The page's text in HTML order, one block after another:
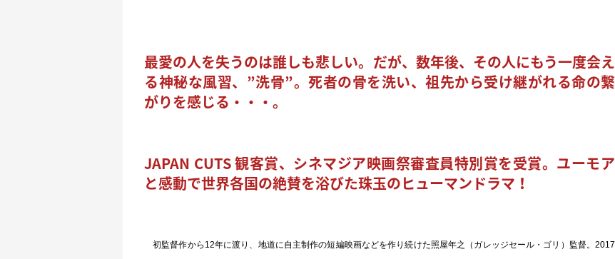
最愛の人を失うのは誰しも悲しい。だが、数年後、その人にもう一度会え
る神秘な風習、”洗骨”。死者の骨を洗い、祖先から受け継がれる命の繋
がりを感じる・・・。
JAPAN CUTS 観客賞、シネマジア映画祭審査員特別賞を受賞。ユーモア
と感動で世界各国の絶賛を浴びた珠玉のヒューマンドラマ！
初監督作から12年に渡り、地道に自主制作の短編映画などを作り続けた照屋年之（ガレッジセール・ゴリ）監督。2017